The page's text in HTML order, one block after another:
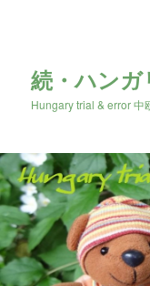
続・ハンガ
Hungary trial & error 中